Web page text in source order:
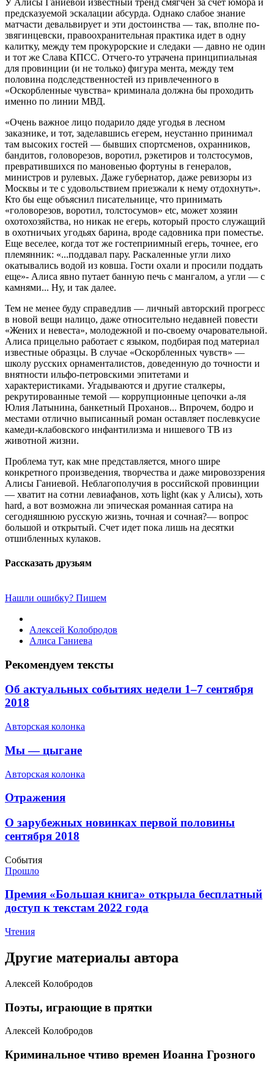
У Алисы Ганиевой известный тренд смягчен за счет юмора и
предсказуемой эскалации абсурда. Однако слабое знание
матчасти девальвирует и эти достоинства — так, вполне по-
звягинцевски, правоохранительная практика идет в одну
калитку, между тем прокурорские и следаки — давно не один
и тот же Слава КПСС. Отчего-то утрачена принципиальная
для провинции (и не только) фигура мента, между тем
половина подследственностей из привлеченного в
«Оскорбленные чувства» криминала должна бы проходить
именно по линии МВД.
«Очень важное лицо подарило дяде угодья в лесном
заказнике, и тот, заделавшись егерем, неустанно принимал
там высоких гостей — бывших спортсменов, охранников,
бандитов, головорезов, воротил, рэкетиров и толстосумов,
превратившихся по мановенью фортуны в генералов,
министров и рулевых. Даже губернатор, даже ревизоры из
Москвы и те с удовольствием приезжали к нему отдохнуть».
Кто бы еще объяснил писательнице, что принимать
«головорезов, воротил, толстосумов» etc, может хозяин
охотохозяйства, но никак не егерь, который просто служащий
в охотничьих угодьях барина, вроде садовника при поместье.
Еще веселее, когда тот же гостеприимный егерь, точнее, его
племянник: «...поддавал пару. Раскаленные угли лихо
окатывались водой из ковша. Гости охали и просили поддать
еще»- Алиса явно путает банную печь с мангалом, а угли — с
камнями... Ну, и так далее.
Тем не менее буду справедлив — личный авторский прогресс
в новой вещи налицо, даже относительно недавней повести
«Жених и невеста», молодежной и по-своему очаровательной.
Алиса прицельно работает с языком, подбирая под материал
известные образцы. В случае «Оскорбленных чувств» —
школу русских орнаменталистов, доведенную до точности и
внятности ильфо-петровскими эпитетами и
характеристиками. Угадываются и другие сталкеры,
рекрутированные темой — коррупционные цепочки а-ля
Юлия Латынина, банкетный Проханов... Впрочем, бодро и
местами отлично выписанный роман оставляет послевкусие
камеди-клабовского инфантилизма и нишевого ТВ из
животной жизни.
Проблема тут, как мне представляется, много шире
конкретного произведения, творчества и даже мировоззрения
Алисы Ганиевой. Неблагополучия в российской провинции
— хватит на сотни левиафанов, хоть light (как у Алисы), хоть
hard, а вот возможна ли эпическая романная сатира на
сегодняшнюю русскую жизнь, точная и сочная?— вопрос
большой и открытый. Счет идет пока лишь на десятки
отшибленных кулаков.
Рассказать друзьям
Нашли ошибку? Пишем
Алексей Колобродов
Алиса Ганиева
Рекомендуем тексты
Об актуальных событиях недели 1–7 сентября
2018
Авторская колонка
​Мы — цыгане
Авторская колонка
​Отражения
​О зарубежных новинках первой половины
сентября 2018
События
Прошло
​Премия «Большая книга» открыла бесплатный
доступ к текстам 2022 года
Чтения
Другие материалы автора
Алексей Колобродов
​Поэты, играющие в прятки
Алексей Колобродов
​Криминальное чтиво времен Иоанна Грозного